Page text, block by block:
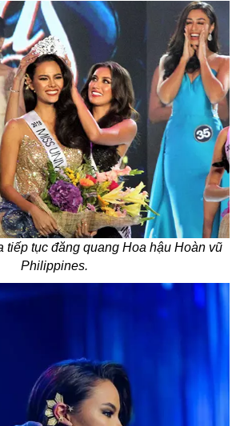
tiếp tục đăng quang Hoa hậu Hoàn vũ
Philippines.